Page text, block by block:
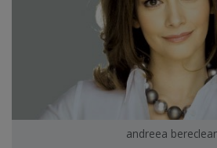
andreea